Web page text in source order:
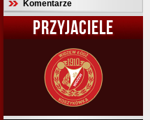
Komentarze
PRZYJACIELE